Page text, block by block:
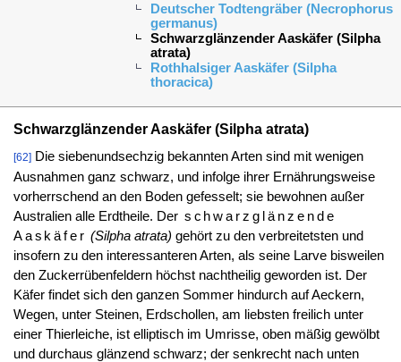
Deutscher Todtengräber (Necrophorus
germanus)
Schwarzglänzender Aaskäfer (Silpha
atrata)
Rothhalsiger Aaskäfer (Silpha
thoracica)
Schwarzglänzender Aaskäfer (Silpha atrata)
[62]Die siebenundsechzig bekannten Arten sind mit wenigen
Ausnahmen ganz schwarz, und infolge ihrer Ernährungsweise
vorherrschend an den Boden gefesselt; sie bewohnen außer
Australien alle Erdtheile. Derschwarzglänzende
Aaskäfer (Silpha atrata) gehört zu den verbreitetsten und
insofern zu den interessanteren Arten, als seine Larve bisweilen
den Zuckerrübenfeldern höchst nachtheilig geworden ist. Der
Käfer findet sich den ganzen Sommer hindurch auf Aeckern,
Wegen, unter Steinen, Erdschollen, am liebsten freilich unter
einer Thierleiche, ist elliptisch im Umrisse, oben mäßig gewölbt
und durchaus glänzend schwarz; der senkrecht nach unten